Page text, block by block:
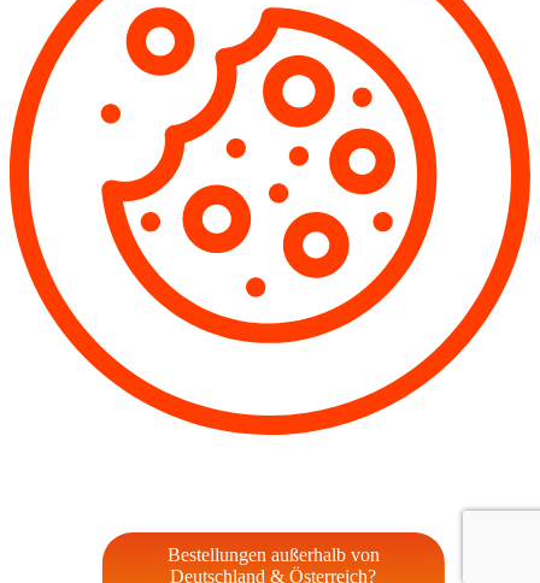
Bestellungen außerhalb von
Deutschland & Österreich?